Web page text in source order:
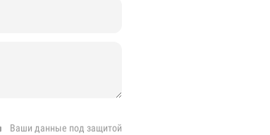
Ваши данные под защитой